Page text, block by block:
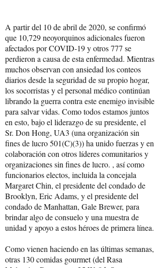
A partir del 10 de abril de 2020, se confirmó
que 10,729 neoyorquinos adicionales fueron
afectados por COVID-19 y otros 777 se
perdieron a causa de esta enfermedad. Mientras
muchos observan con ansiedad los conteos
diarios desde la seguridad de su propio hogar,
los socorristas y el personal médico continúan
librando la guerra contra este enemigo invisible
para salvar vidas. Como todos estamos juntos
en esto, bajo el liderazgo de su presidente, el
Sr. Don Hong, UA3 (una organización sin
fines de lucro 501(C)(3)) ha unido fuerzas y en
colaboración con otros líderes comunitarios y
organizaciones sin fines de lucro. , así como
funcionarios electos, incluida la concejala
Margaret Chin, el presidente del condado de
Brooklyn, Eric Adams, y el presidente del
condado de Manhattan, Gale Brewer, para
brindar algo de consuelo y una muestra de
unidad y apoyo a estos héroes de primera línea.
Como vienen haciendo en las últimas semanas,
otras 130 comidas gourmet (del Rasa